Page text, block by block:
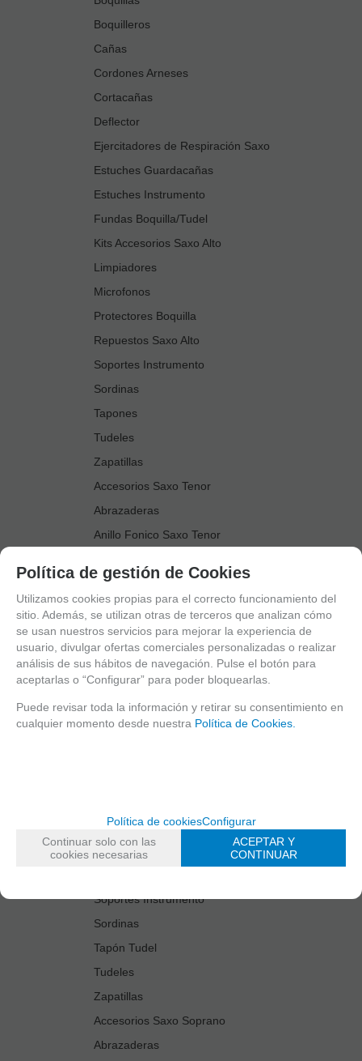
Boquilleros
Cañas
Cordones Arneses
Cortacañas
Deflector
Ejercitadores de Respiración Saxo
Estuches Guardacañas
Estuches Instrumento
Fundas Boquilla/Tudel
Kits Accesorios Saxo Alto
Limpiadores
Microfonos
Protectores Boquilla
Repuestos Saxo Alto
Soportes Instrumento
Sordinas
Tapones
Tudeles
Zapatillas
Accesorios Saxo Tenor
Abrazaderas
Anillo Fonico Saxo Tenor
Boquillas
Boquilleros
Cañas
Cortacañas
Deflector Saxo Tenor
Estuches Guardacañas
Limpiadores
Protectores Boquilla
Soportes Instrumento
Sordinas
Tapón Tudel
Tudeles
Zapatillas
Accesorios Saxo Soprano
Abrazaderas
Política de gestión de Cookies
Utilizamos cookies propias para el correcto funcionamiento del
sitio. Además, se utilizan otras de terceros que analizan cómo
se usan nuestros servicios para mejorar la experiencia de
usuario, divulgar ofertas comerciales personalizadas o realizar
análisis de sus hábitos de navegación. Pulse el botón para
aceptarlas o “Configurar” para poder bloquearlas.
Puede revisar toda la información y retirar su consentimiento en
cualquier momento desde nuestra Política de Cookies.
Política de cookiesConfigurar
Continuar solo con las
cookies necesarias
ACEPTAR Y
CONTINUAR